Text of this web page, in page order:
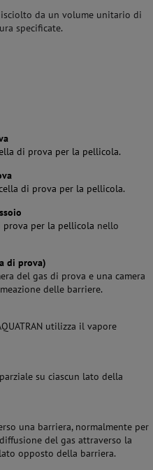
da un volume unitario di
specificate.
di prova per la pellicola.
di prova per la pellicola.
prova per la pellicola nello
di prova)
del gas di prova e una camera
delle barriere.
utilizza il vapore
su ciascun lato della
una barriera, normalmente per
del gas attraverso la
opposto della barriera.